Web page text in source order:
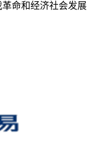
革命和经济社会发展